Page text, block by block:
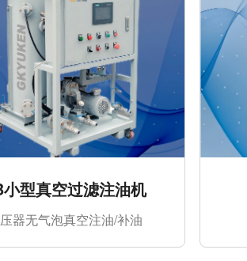
型真空过滤注油机
器无气泡真空注油/补油